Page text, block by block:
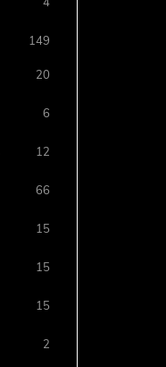
4
149
20
6
12
66
15
15
15
2